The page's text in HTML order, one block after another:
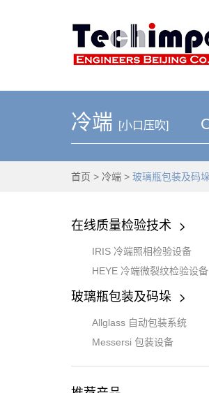
冷端 [小口压吹]
首页 > 冷端 > 玻璃瓶包装及码垛
在线质量检验技术
IRIS 冷端照相检验设备
HEYE 冷端微裂纹检验设备
玻璃瓶包装及码垛
Allglass 自动包装系统
Messersi 包装设备